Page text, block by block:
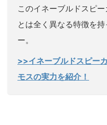
このイネーブルドスピ
とは全く異なる特徴を
ー。
>>イネーブルドスピー
モスの実力を紹介！